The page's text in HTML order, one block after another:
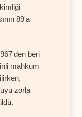
89'a
beri
mahkum
zorla